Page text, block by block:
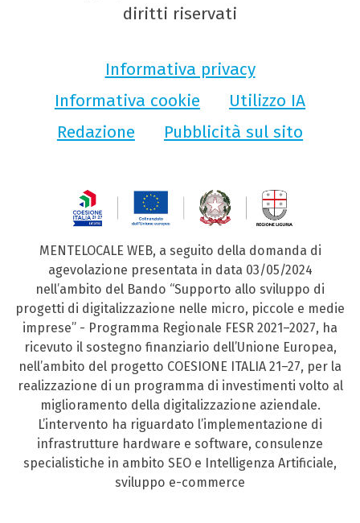
diritti riservati
Informativa privacy
Informativa cookie
Utilizzo IA
Redazione
Pubblicità sul sito
MENTELOCALE WEB, a seguito della domanda di
agevolazione presentata in data 03/05/2024
nell’ambito del Bando “Supporto allo sviluppo di
progetti di digitalizzazione nelle micro, piccole e medie
imprese” - Programma Regionale FESR 2021–2027, ha
ricevuto il sostegno finanziario dell’Unione Europea,
nell’ambito del progetto COESIONE ITALIA 21–27, per la
realizzazione di un programma di investimenti volto al
miglioramento della digitalizzazione aziendale.
L’intervento ha riguardato l’implementazione di
infrastrutture hardware e software, consulenze
specialistiche in ambito SEO e Intelligenza Artificiale,
sviluppo e-commerce